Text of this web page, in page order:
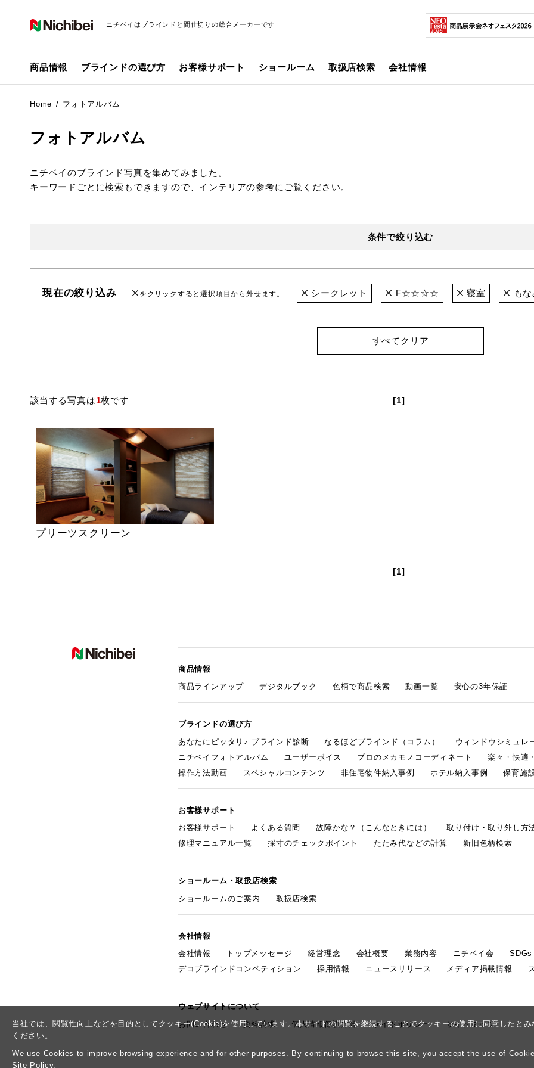
当社では、閲覧性向上などを目的としてクッキー(Cookie)を使用しています。本サイトの閲覧を継続することでクッキーの使用に同意したと
ください。
We use Cookies to improve browsing experience and for other purposes. By continuing to browse this site, you accept the use of
Site Policy.
ニチベイはブラインドと間仕切りの総合メーカーです
商品情報 ブラインドの選び方 お客様サポート ショールーム 取扱店検索 会社情報
Home フォトアルバム
フォトアルバム
ニチベイのブラインド写真を集めてみました。
キーワードごとに検索もできますので、インテリアの参考にご覧ください。
条件で絞り込む
現在の絞り込み をクリックすると選択項目から外せます。 シークレット F☆☆☆☆ 寝室 も
すべてクリア
該当する写真は1枚です [1]
プリーツスクリーン
[1]
商品情報
商品ラインアップ
デジタルブック 色柄で商品検索 動画一覧 安心の3年保証
ブラインドの選び方
あなたにピッタリ♪ ブラインド診断
なるほどブラインド（コラム）
ウィンドウシミュレ
ニチベイフォトアルバム
ユーザーボイス プロのメカモノコーディネート
楽々・快適
操作方法動画
スペシャルコンテンツ 非住宅物件納入事例 ホテル納入事例 保育施
お客様サポート
お客様サポート
よくある質問 故障かな？（こんなときには）
取り付け・取り外し方
修理マニュアル一覧
採寸のチェックポイント たたみ代などの計算 新旧色柄検索
ショールーム・取扱店検索
ショールームのご案内
取扱店検索
会社情報
会社情報
トップメッセージ 経営理念 会社概要 業務内容 ニチベイ会
SDGs
デコブラインドコンペティション
採用情報 ニュースリリース メディア掲載情報
ウェブサイトについて
お問い合わせ
資料請求 個人情報保護方針 サイトポリシー サイトマップ